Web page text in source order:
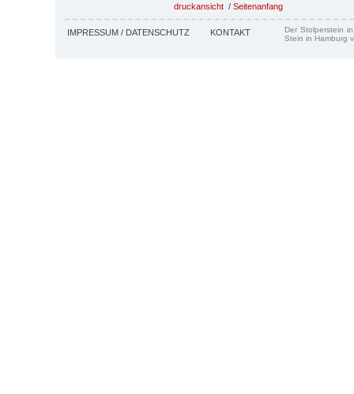
druckansicht / Seitenanfang
IMPRESSUM / DATENSCHUTZ KONTAKT
Der Stolperstein
Stein in Hamburg